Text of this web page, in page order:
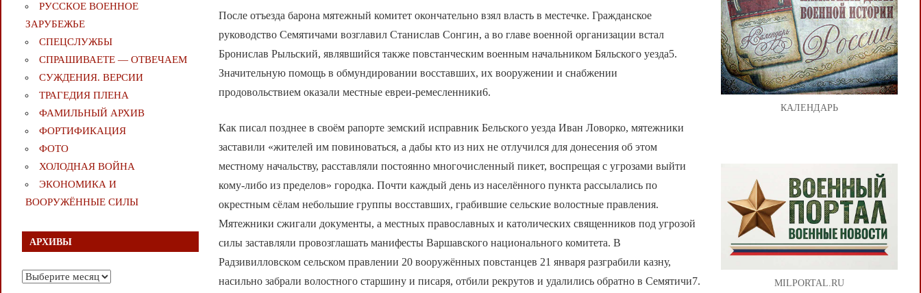
После отъезда барона мятежный комитет окончательно взял власть в местечке. Гражданское
руководство Семятичами возглавил Станислав Сонгин, а во главе военной организации встал
Бронислав Рыльский, являвшийся также повстанческим военным начальником Бяльского уезда5.
Значительную помощь в обмундировании восставших, их вооружении и снабжении
продовольствием оказали местные евреи-ремесленники6.
Как писал позднее в своём рапорте земский исправник Бельского уезда Иван Ловорко, мятежники
заставили «жителей им повиноваться, а дабы кто из них не отлучился для донесения об этом
местному начальству, расставляли постоянно многочисленный пикет, воспрещая с угрозами выйти
кому-либо из пределов» городка. Почти каждый день из населённого пункта рассылались по
окрестным сёлам небольшие группы восставших, грабившие сельские волостные правления.
Мятежники сжигали документы, а местных православных и католических священников под угрозой
силы заставляли провозглашать манифесты Варшавского национального комитета. В
Радзивилловском сельском правлении 20 вооружённых повстанцев 21 января разграбили казну,
насильно забрали волостного старшину и писаря, отбили рекрутов и удалились обратно в Семятичи7.
РУССКОЕ ВОЕННОЕ
ЗАРУБЕЖЬЕ
СПЕЦСЛУЖБЫ
СПРАШИВАЕТЕ — ОТВЕЧАЕМ
СУЖДЕНИЯ. ВЕРСИИ
ТРАГЕДИЯ ПЛЕНА
ФАМИЛЬНЫЙ АРХИВ
ФОРТИФИКАЦИЯ
ФОТО
ХОЛОДНАЯ ВОЙНА
ЭКОНОМИКА И
ВООРУЖЁННЫЕ СИЛЫ
АРХИВЫ
Архивы
КАЛЕНДАРЬ
MILPORTAL.RU